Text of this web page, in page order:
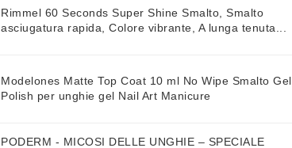
Rimmel 60 Seconds Super Shine Smalto, Smalto
asciugatura rapida, Colore vibrante, A lunga tenuta...
Modelones Matte Top Coat 10 ml No Wipe Smalto Gel
Polish per unghie gel Nail Art Manicure
PODERM - MICOSI DELLE UNGHIE – SPECIALE